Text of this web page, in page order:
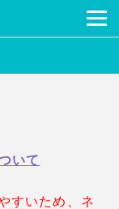
いて
すいため、ネ